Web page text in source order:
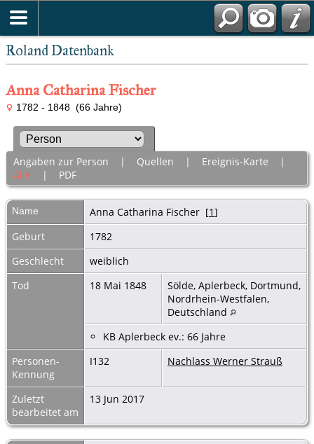
Roland Datenbank
Anna Catharina Fischer
1782 - 1848 (66 Jahre)
Angaben zur Person | Quellen | Ereignis-Karte |
Alle | PDF
Name Anna Catharina Fischer [1]
Geburt
1782
Geschlecht
weiblich
Tod
18 Mai 1848
Sölde, Aplerbeck, Dortmund,
Nordrhein-Westfalen,
Deutschland
KB Aplerbeck ev.: 66 Jahre
Personen-
Kennung
I132 Nachlass Werner Strauß
Zuletzt
bearbeitet am
13 Jun 2017